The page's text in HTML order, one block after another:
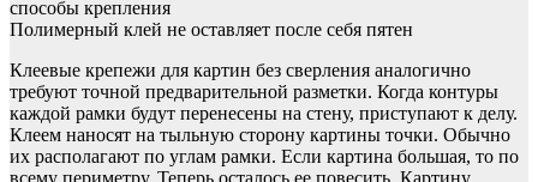
Полимерный клей не оставляет после себя пятен
Клеевые крепежи для картин без сверления аналогично
требуют точной предварительной разметки. Когда контуры
каждой рамки будут перенесены на стену, приступают к делу.
Клеем наносят на тыльную сторону картины точки. Обычно
их располагают по углам рамки. Если картина большая, то по
всему периметру. Теперь осталось ее повесить. Картину